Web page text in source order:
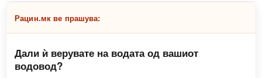
Рацин.мк ве прашува:
Дали ѝ верувате на водата од вашиот
водовод?